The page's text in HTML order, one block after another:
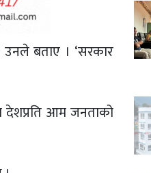
उनले बताए । ‘सरकार
देशप्रति आम जनताको